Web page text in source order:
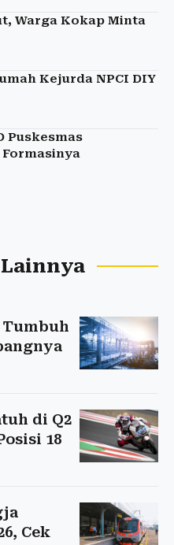
Warga Kokap Minta
Kejurda NPCI DIY
Puskesmas
di Q2
18
Cek